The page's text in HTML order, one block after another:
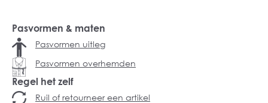
Pasvormen & maten
Pasvormen uitleg
Pasvormen overhemden
Regel het zelf
Ruil of retourneer een artikel